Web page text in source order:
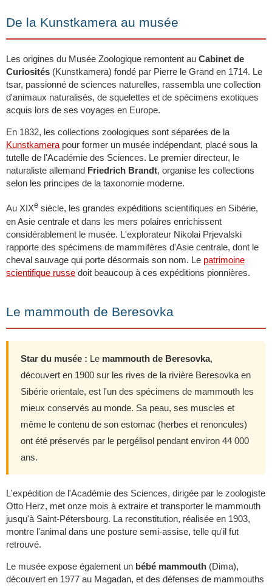
De la Kunstkamera au musée
Les origines du Musée Zoologique remontent au Cabinet de
Curiosités (Kunstkamera) fondé par Pierre le Grand en 1714. Le
tsar, passionné de sciences naturelles, rassembla une collection
d'animaux naturalisés, de squelettes et de spécimens exotiques
acquis lors de ses voyages en Europe.
En 1832, les collections zoologiques sont séparées de la
Kunstkamera pour former un musée indépendant, placé sous la
tutelle de l'Académie des Sciences. Le premier directeur, le
naturaliste allemand Friedrich Brandt, organise les collections
selon les principes de la taxonomie moderne.
Au XIXe siècle, les grandes expéditions scientifiques en Sibérie,
en Asie centrale et dans les mers polaires enrichissent
considérablement le musée. L'explorateur Nikolai Prjevalski
rapporte des spécimens de mammifères d'Asie centrale, dont le
cheval sauvage qui porte désormais son nom. Le patrimoine
scientifique russe doit beaucoup à ces expéditions pionnières.
Le mammouth de Beresovka
Star du musée : Le mammouth de Beresovka,
découvert en 1900 sur les rives de la rivière Beresovka en
Sibérie orientale, est l'un des spécimens de mammouth les
mieux conservés au monde. Sa peau, ses muscles et
même le contenu de son estomac (herbes et renoncules)
ont été préservés par le pergélisol pendant environ 44 000
ans.
L'expédition de l'Académie des Sciences, dirigée par le zoologiste
Otto Herz, met onze mois à extraire et transporter le mammouth
jusqu'à Saint-Pétersbourg. La reconstitution, réalisée en 1903,
montre l'animal dans une posture semi-assise, telle qu'il fut
retrouvé.
Le musée expose également un bébé mammouth (Dima),
découvert en 1977 au Magadan, et des défenses de mammouths